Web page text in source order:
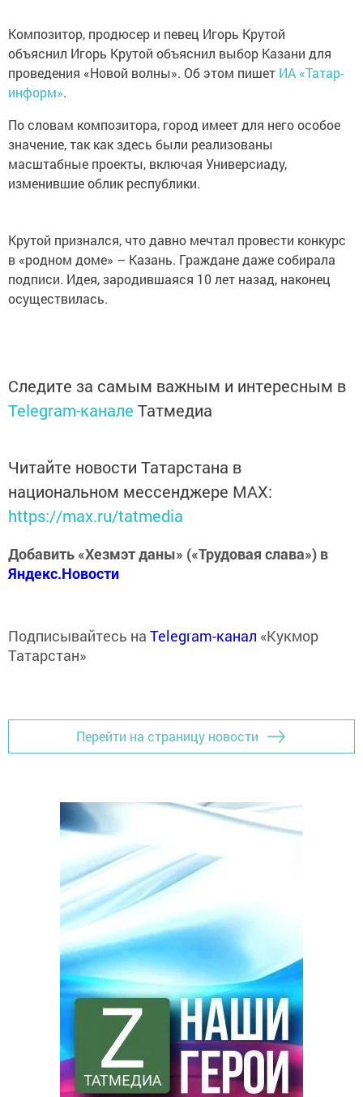
Композитор, продюсер и певец Игорь Крутой
объяснил Игорь Крутой объяснил выбор Казани для
проведения «Новой волны». Об этом пишет ИА «Татар-
информ».
По словам композитора, город имеет для него особое
значение, так как здесь были реализованы
масштабные проекты, включая Универсиаду,
изменившие облик республики.
Крутой признался, что давно мечтал провести конкурс
в «родном доме» – Казань. Граждане даже собирала
подписи. Идея, зародившаяся 10 лет назад, наконец
осуществилась.
Следите за самым важным и интересным в
Telegram-канале Татмедиа
Читайте новости Татарстана в
национальном мессенджере MАХ:
https://max.ru/tatmedia
Добавить «Хезмэт даны» («Трудовая слава») в
Яндекс.Новости
Подписывайтесь на Telegram-канал «Кукмор
Татарстан»
Перейти на страницу новости